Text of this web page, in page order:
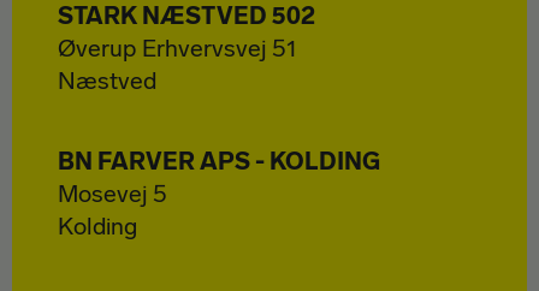
STARK NÆSTVED 502
Øverup Erhvervsvej 51
Næstved
BN FARVER APS - KOLDING
Mosevej 5
Kolding